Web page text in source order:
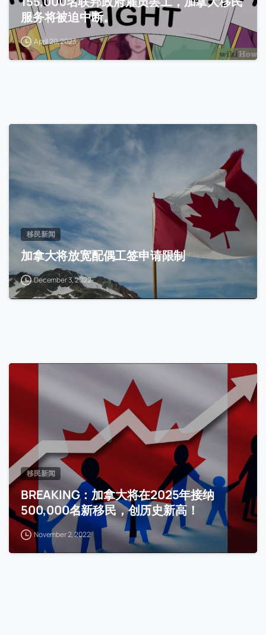
服务将被迫中断。
April 20, 2023
移民新闻
加拿大将放宽配偶工签申请限制
December 3, 2022
移民新闻
BREAKING：加拿大将在2025年接纳
500,000名新移民，创历史新高！
November 2, 2022